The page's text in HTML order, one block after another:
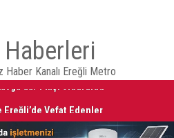
Haber Kanalı Ereğli Metro
1 kişi öldürüldü